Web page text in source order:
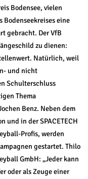
Bodensee, vielen
Bodenseekreises eine
gebracht. Der VfB
zu dienen:
Natürlich, weil
und nicht
Schulterschluss
Thema
Benz. Neben dem
und in der SPACETECH
Profis, werden
gestartet. Thilo
GmbH: „Jeder kann
oder als Zeuge einer